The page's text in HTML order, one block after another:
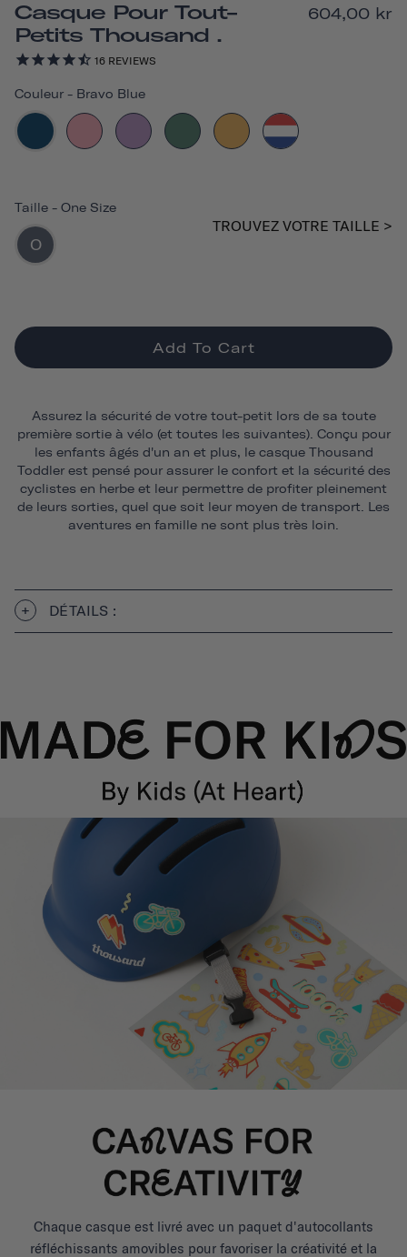
Casque Pour Tout-
Petits Thousand .
16 REVIEWS
604,00 kr
Couleur - Bravo Blue
Taille - One Size
O
TROUVEZ VOTRE TAILLE >
Add To Cart
Assurez la sécurité de votre tout-petit lors de sa toute
première sortie à vélo (et toutes les suivantes). Conçu pour
les enfants âgés d'un an et plus, le casque Thousand
Toddler est pensé pour assurer le confort et la sécurité des
cyclistes en herbe et leur permettre de profiter pleinement
de leurs sorties, quel que soit leur moyen de transport. Les
aventures en famille ne sont plus très loin.
DÉTAILS :
Chaque casque est livré avec un paquet d'autocollants
réfléchissants amovibles pour favoriser la créativité et la